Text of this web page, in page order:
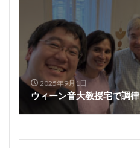
2025年9月1日
ウィーン音大教授宅で調律